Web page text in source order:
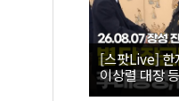
[스팟Live] 한
이상렬 대장
직접 수여｜